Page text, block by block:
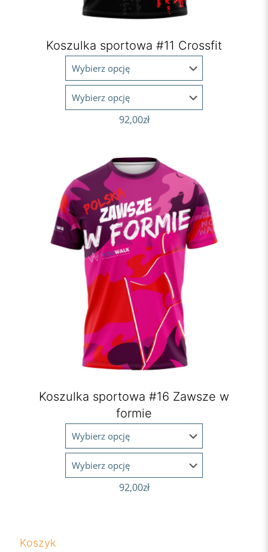
Koszulka sportowa #11 Crossfit
92,00zł
Koszulka sportowa #16 Zawsze w
formie
92,00zł
Koszyk